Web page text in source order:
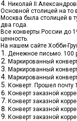
Николай II
Основной столицей на то
Москва была столицей в
два года.
Все конверты России до
ценность.
На нашем сайте Хобби-
Денежное письмо. 100
Маркированный
Маркированный
Маркированный
Конверт. Прошел почту
Конверт заказной
Конверт заказной
Конверт заказной
Конверт заказной